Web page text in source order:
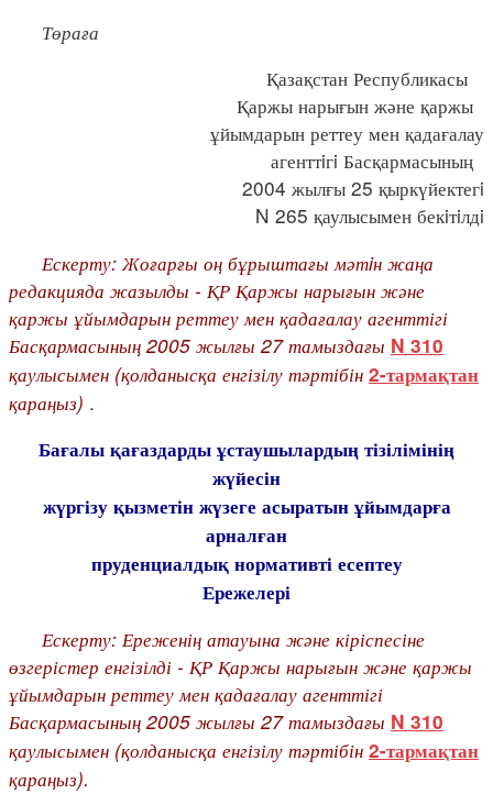
Төраға
Қазақстан Республикасы
Қаржы нарығын және қаржы
ұйымдарын реттеу мен қадағалау
агенттiгi Басқармасының
2004 жылғы 25 қыркүйектегi
N 265 қаулысымен бекiтiлдi
Ескерту: Жоғарғы оң бұрыштағы мәтiн жаңа
редакцияда жазылды - ҚР Қаржы нарығын және
қаржы ұйымдарын реттеу мен қадағалау агенттігі
Басқармасының 2005 жылғы 27 тамыздағы N 310
қаулысымен (қолданысқа енгізілу тәртібін 2-тармақтан
қараңыз) .
Бағалы қағаздарды ұстаушылардың тізілімінің
жүйесін
жүргізу қызметін жүзеге асыратын ұйымдарға
арналған
пруденциалдық нормативті есептеу
Ережелері
Ескерту: Ереженің атауына және кіріспесіне
өзгерістер енгізілді - ҚР Қаржы нарығын және қаржы
ұйымдарын реттеу мен қадағалау агенттігі
Басқармасының 2005 жылғы 27 тамыздағы N 310
қаулысымен (қолданысқа енгізілу тәртібін 2-тармақтан
қараңыз).